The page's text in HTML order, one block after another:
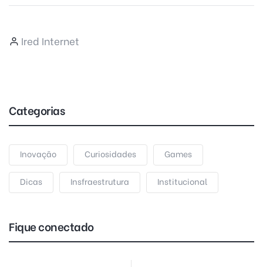
Ired Internet
Categorias
Inovação Curiosidades Games
Dicas Insfraestrutura Institucional
Fique conectado